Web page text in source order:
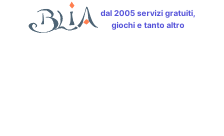
dal 2005 servizi gratuiti,
giochi e tanto altro